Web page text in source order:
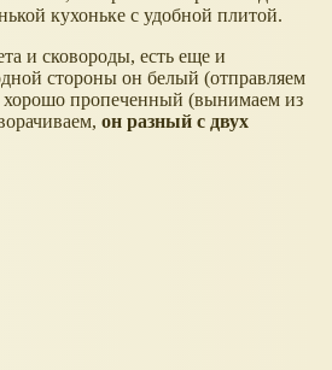
кухоньке с удобной плитой.
и сковороды, есть еще и
стороны он белый (отправляем
хорошо пропеченный (вынимаем из
он разный с двух